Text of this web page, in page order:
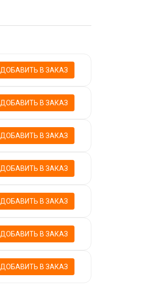
ДОБАВИТЬ В ЗАКАЗ
ДОБАВИТЬ В ЗАКАЗ
ДОБАВИТЬ В ЗАКАЗ
ДОБАВИТЬ В ЗАКАЗ
ДОБАВИТЬ В ЗАКАЗ
ДОБАВИТЬ В ЗАКАЗ
ДОБАВИТЬ В ЗАКАЗ